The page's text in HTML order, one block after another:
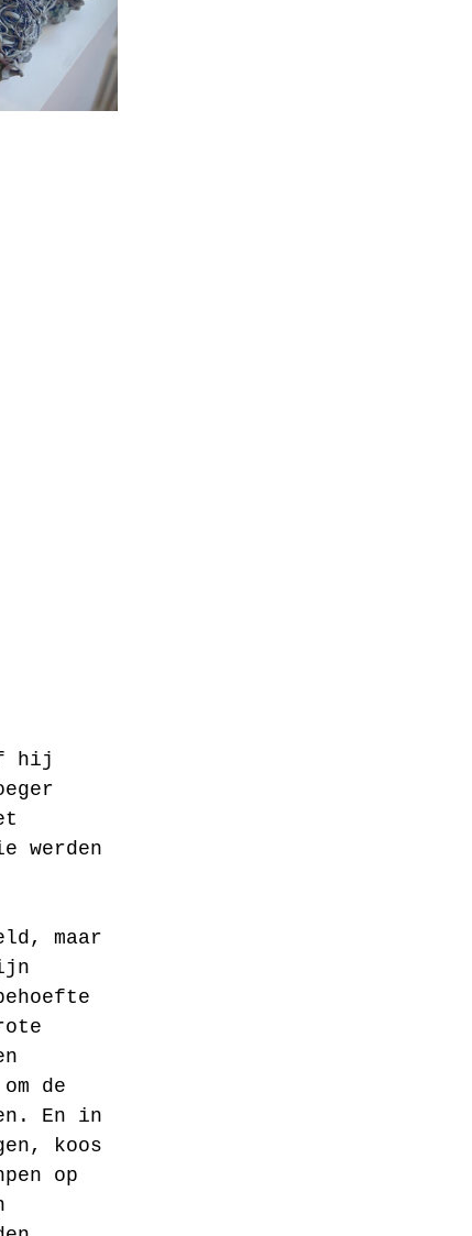
hij
werden
maar
de
En in
koos
op